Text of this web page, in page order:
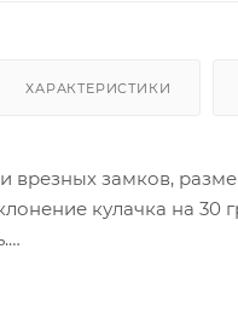
ХАРАКТЕРИСТИКИ
врезных замков,
кулачка на 30